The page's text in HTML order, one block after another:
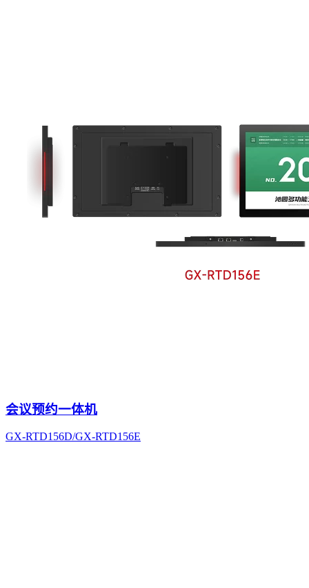
会议预约一体机
GX-RTD156D/GX-RTD156E